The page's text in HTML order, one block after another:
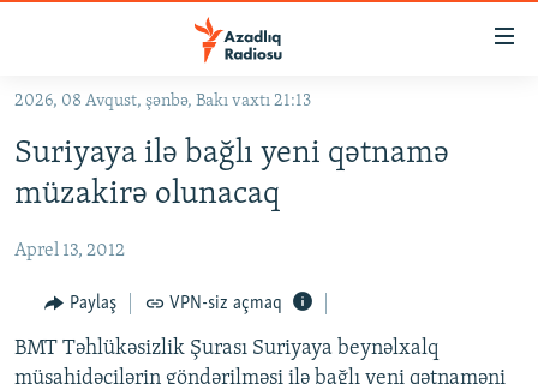
Əsas
qayıt
Əsas
qayıt
#İZAHLA
#ƏSLINDƏ
FƏRQƏ BAX
QANUNI DOĞRU
2026, 08 Avqust, şənbə, Bakı vaxtı 21:13
Suriyaya ilə bağlı yeni qətnamə
müzakirə olunacaq
Aprel 13, 2012
Paylaş VPN-siz açmaq
BMT Təhlükəsizlik Şurası Suriyaya beynəlxalq
müşahidəçilərin göndərilməsi ilə bağlı yeni qətnaməni